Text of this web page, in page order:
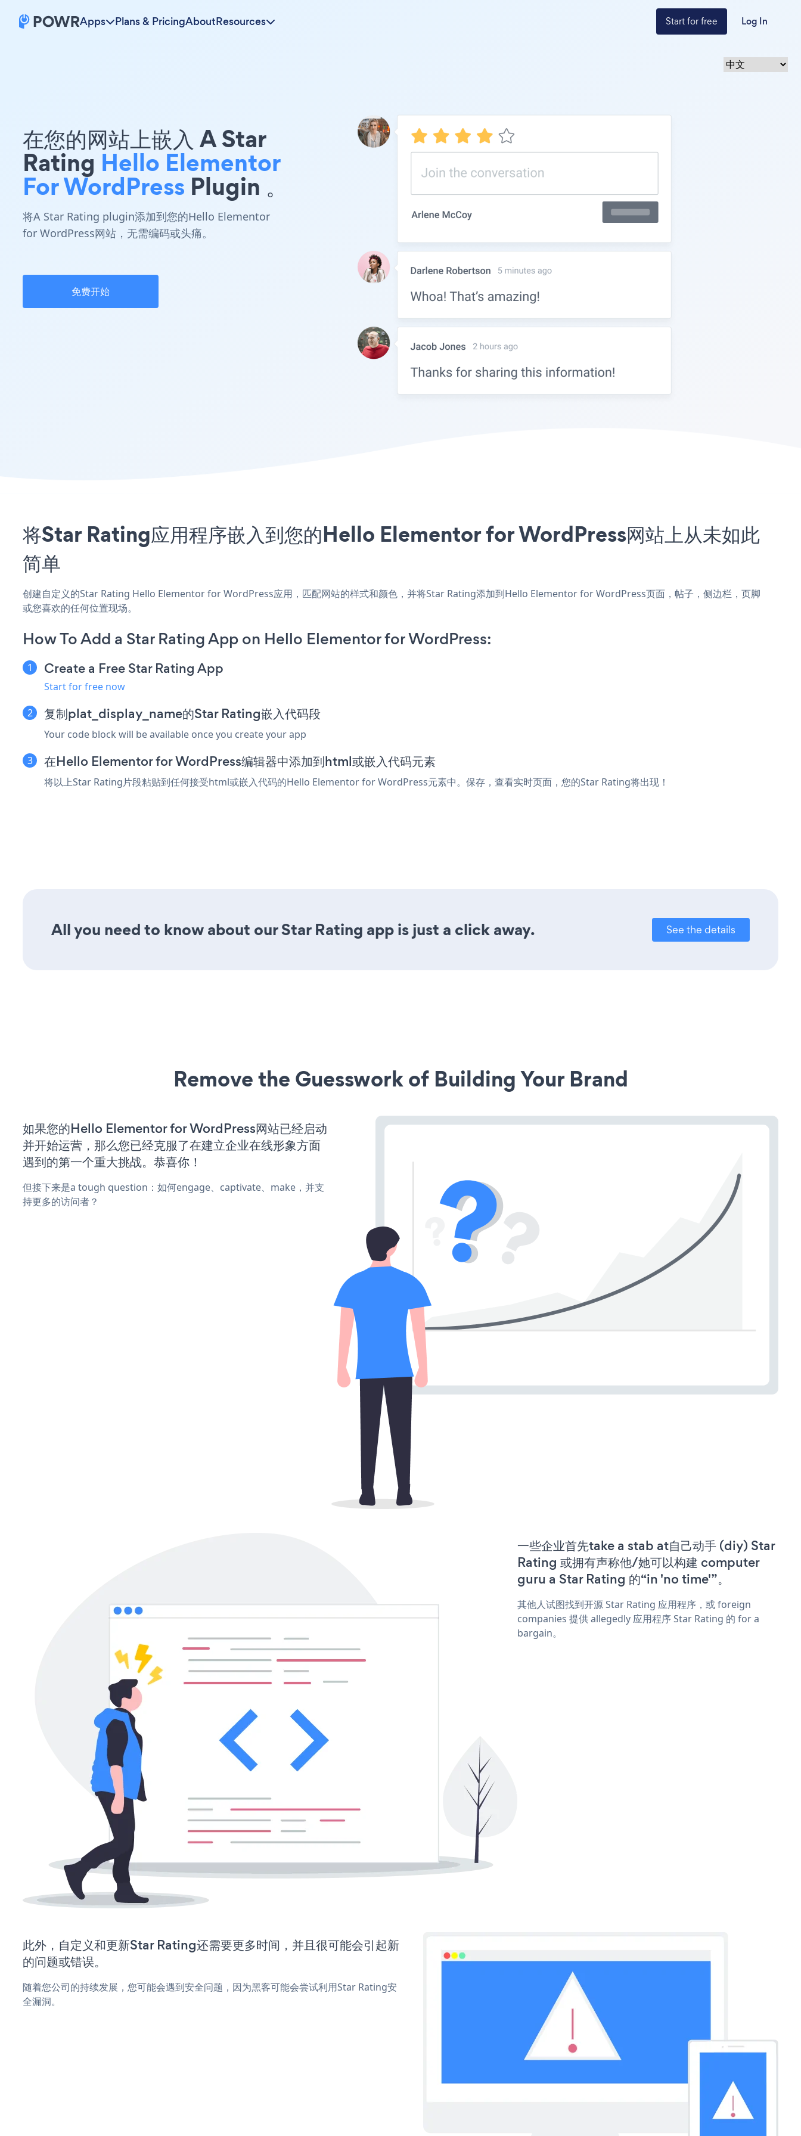
Apps Plans & PricingAboutResources Start for free Log In
在您的网站上嵌入 A Star
Rating Hello Elementor
For WordPress Plugin 。
将A Star Rating plugin添加到您的Hello Elementor
for WordPress网站，无需编码或头痛。
免费开始
将Star Rating应用程序嵌入到您的Hello Elementor for WordPress网站上从未如此
简单
创建自定义的Star Rating Hello Elementor for WordPress应用，匹配网站的样式和颜色，并将Star Rating添加到Hello Elementor for WordPress页面，帖子，侧边栏，页脚
或您喜欢的任何位置现场。
How To Add a Star Rating App on Hello Elementor for WordPress:
Create a Free Star Rating App
Start for free now
复制plat_display_name的Star Rating嵌入代码段
Your code block will be available once you create your app
在Hello Elementor for WordPress编辑器中添加到html或嵌入代码元素
将以上Star Rating片段粘贴到任何接受html或嵌入代码的Hello Elementor for WordPress元素中。保存，查看实时页面，您的Star Rating将出现！
All you need to know about our Star Rating app is just a click away. See the details
Remove the Guesswork of Building Your Brand
如果您的Hello Elementor for WordPress网站已经启动
并开始运营，那么您已经克服了在建立企业在线形象方面
遇到的第一个重大挑战。恭喜你！
但接下来是a tough question：如何engage、captivate、make，并支
持更多的访问者？
一些企业首先take a stab at自己动手 (diy) Star
Rating 或拥有声称他/她可以构建 computer
guru a Star Rating 的“in 'no time'”。
其他人试图找到开源 Star Rating 应用程序，或 foreign
companies 提供 allegedly 应用程序 Star Rating 的 for a
bargain。
此外，自定义和更新Star Rating还需要更多时间，并且很可能会引起新
的问题或错误。
随着您公司的持续发展，您可能会遇到安全问题，因为黑客可能会尝试利用Star Rating安
全漏洞。